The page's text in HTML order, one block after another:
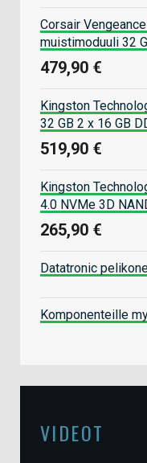
Corsair
muistimoduuli 32
479,90 €
Kingston
32 GB 2 x 16 GB
519,90 €
Kingston
4.0 NVMe 3D
265,90 €
Datatronic
Komponenteille
VIDEOT